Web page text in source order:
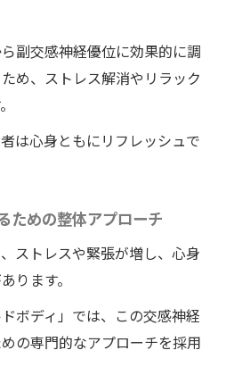
副交感神経優位に効果的に調
め、ストレス解消やリラック
は心身ともにリフレッシュで
ための整体アプローチ
ストレスや緊張が増し、心身
ります。
ボディ」では、この交感神経
の専門的なアプローチを採用